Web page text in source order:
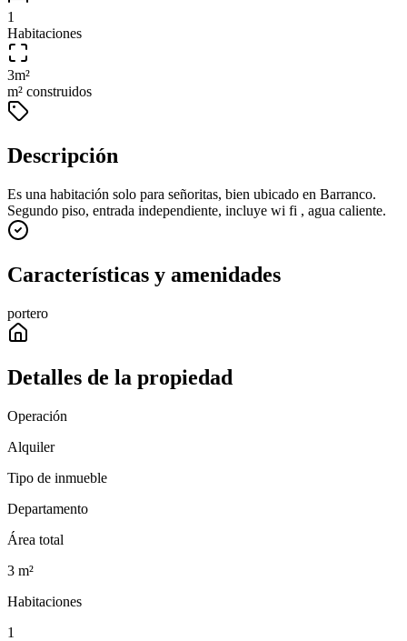
1
Habitaciones
3m²
m² construidos
Descripción
Es una habitación solo para señoritas, bien ubicado en Barranco.
Segundo piso, entrada independiente, incluye wi fi , agua caliente.
Características y amenidades
portero
Detalles de la propiedad
Operación
Alquiler
Tipo de inmueble
Departamento
Área total
3 m²
Habitaciones
1